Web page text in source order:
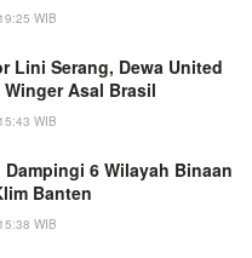
WIB
Lini Serang, Dewa United
Asal Brasil
WIB
Dampingi 6 Wilayah Binaan
Banten
WIB